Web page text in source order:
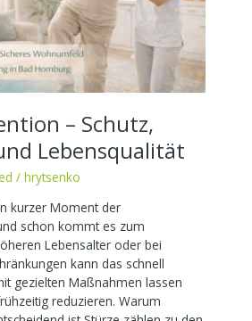
– Schutz,
Lebensqualität
/hrytsenko
kurzer Moment der
schon kommt es zum
Lebensalter oder bei
kann das schnell
gezielten Maßnahmen lassen
reduzieren. Warum